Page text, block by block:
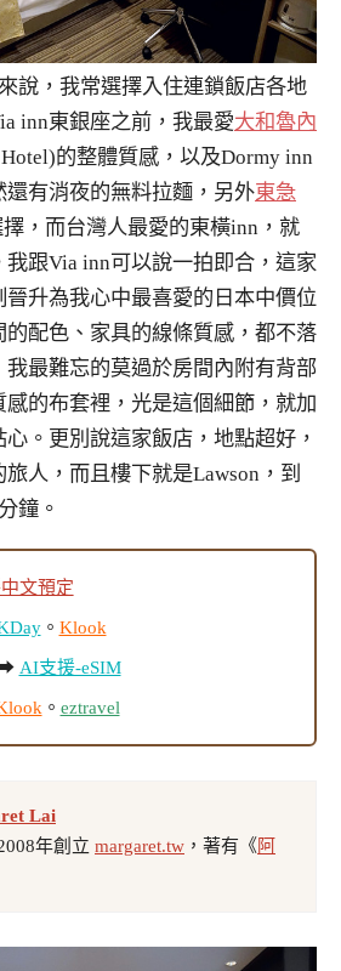
說，我常選擇入住連鎖飯店各地
inn東銀座之前，我最愛大和魯內
的整體質感，以及Dormy inn
有消夜的無料拉麵，另外東急
擇，而台灣人最愛的東橫inn，就
跟Via inn可以說一拍即合，這家
升為我心中最喜愛的日本中價位
配色、家具的線條質感，都不落
最難忘的莫過於房間內附有背部
的布套裡，光是這個細節，就加
。更別說這家飯店，地點超好，
人，而且樓下就是Lawson，到
鐘。
文預定
。 Klook
➡ AI支援-eSIM
。 eztravel
Lai
年創立 margaret.tw ，著有《阿